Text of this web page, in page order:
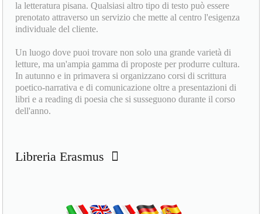
la letteratura pisana. Qualsiasi altro tipo di testo può essere
prenotato attraverso un servizio che mette al centro l'esigenza
individuale del cliente.
Un luogo dove puoi trovare non solo una grande varietà di
letture, ma un'ampia gamma di proposte per produrre cultura.
In autunno e in primavera si organizzano corsi di scrittura
poetico-narrativa e di comunicazione oltre a presentazioni di
libri e a reading di poesia che si susseguono durante il corso
dell'anno.
Libreria Erasmus